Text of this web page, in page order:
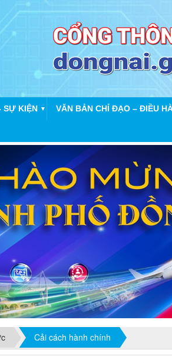
SỰ KIỆN ▼ VĂN BẢN CHỈ ĐẠO – ĐIỀU
Cải cách hành chính